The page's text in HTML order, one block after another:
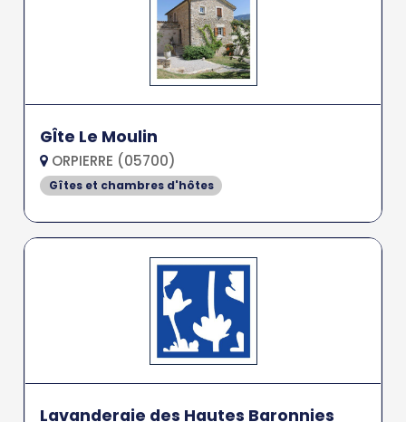
GÎte Le Moulin
ORPIERRE (05700)
Gîtes et chambres d'hôtes
Lavanderaie des Hautes Baronnies